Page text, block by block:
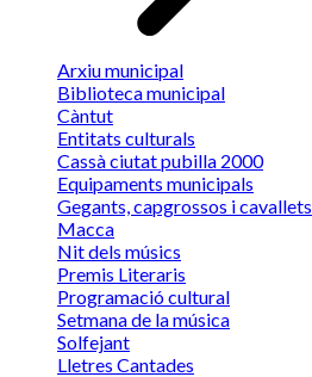
Arxiu municipal
Biblioteca municipal
Càntut
Entitats culturals
Cassà ciutat pubilla 2000
Equipaments municipals
Gegants, capgrossos i cavallets
Macca
Nit dels músics
Premis Literaris
Programació cultural
Setmana de la música
Solfejant
Lletres Cantades